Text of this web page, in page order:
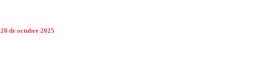
20 de octubre 2025